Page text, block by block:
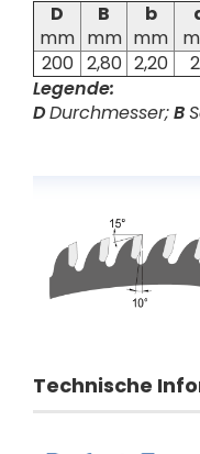
D
mm
B
mm
b
mm
200 2,80 2,20
Legende:
DDurchmesser;B
Technische